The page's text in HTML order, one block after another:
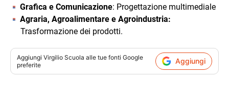
Grafica e Comunicazione: Progettazione multimediale
Agraria, Agroalimentare e Agroindustria:
Trasformazione dei prodotti.
Aggiungi Virgilio Scuola alle tue fonti Google
preferite
Aggiungi